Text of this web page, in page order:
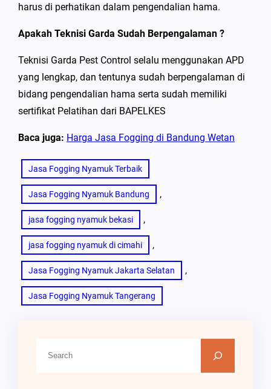
harus di perhatikan dalam pengendalian hama.
Apakah Teknisi Garda Sudah Berpengalaman ?
Teknisi Garda Pest Control selalu menggunakan APD
yang lengkap, dan tentunya sudah berpengalaman di
bidang pengendalian hama serta sudah memiliki
sertifikat Pelatihan dari BAPELKES
Baca juga: Harga Jasa Fogging di Bandung Wetan
Jasa Fogging Nyamuk Terbaik
Jasa Fogging Nyamuk Bandung ,
jasa fogging nyamuk bekasi ,
jasa fogging nyamuk di cimahi ,
Jasa Fogging Nyamuk Jakarta Selatan ,
Jasa Fogging Nyamuk Tangerang